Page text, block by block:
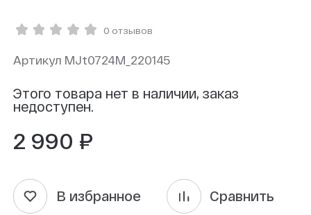
0 отзывов
Артикул MJt0724M_220145
Этого товара нет в наличии, заказ
недоступен.
2 990 ₽
В избранное Сравнить